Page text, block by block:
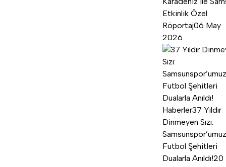
Etkinlik Özel
Röportaj06 May
2026
Haberler37 Yıldır
Dinmeyen Sızı:
Futbol Şehitleri
Dualarla Anıldı!20